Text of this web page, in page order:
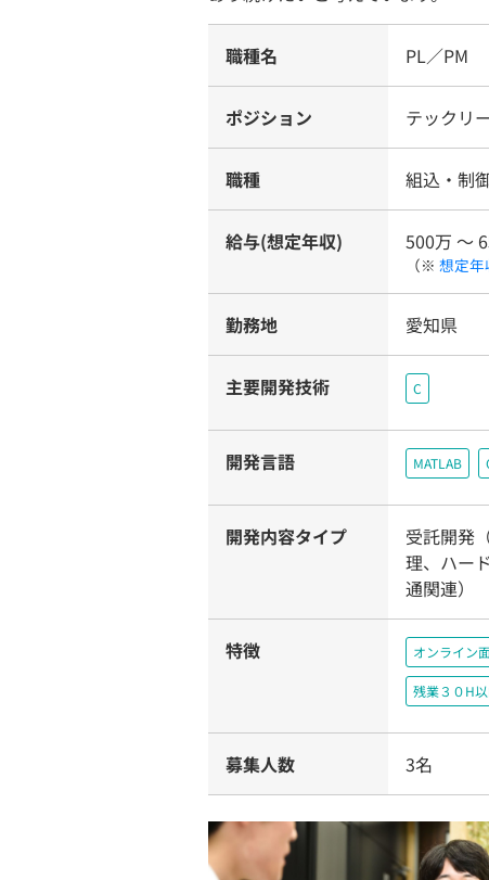
職種名 PL／PM
ポジション テックリ
職種 組込・制
給与(想定年収) 500万 〜
（※ 想定年
勤務地 愛知県
主要開発技術 C
開発言語 MATLAB
開発内容タイプ
受託開発
理、ハー
通関連）
特徴 オンライン
残業３０H
募集人数 3名